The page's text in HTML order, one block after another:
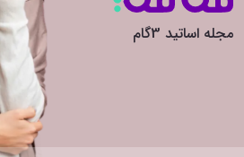
مجله اساتید 3گام